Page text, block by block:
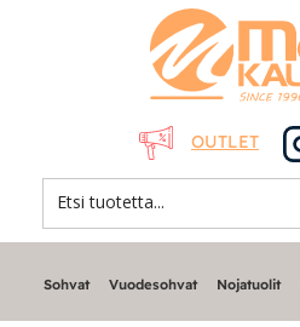
OUTLET
Sohvat Vuodesohvat Nojatuolit